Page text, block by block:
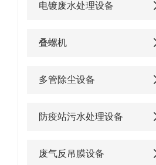
电镀废水处理设备
叠螺机
多管除尘设备
防疫站污水处理设备
废气反吊膜设备